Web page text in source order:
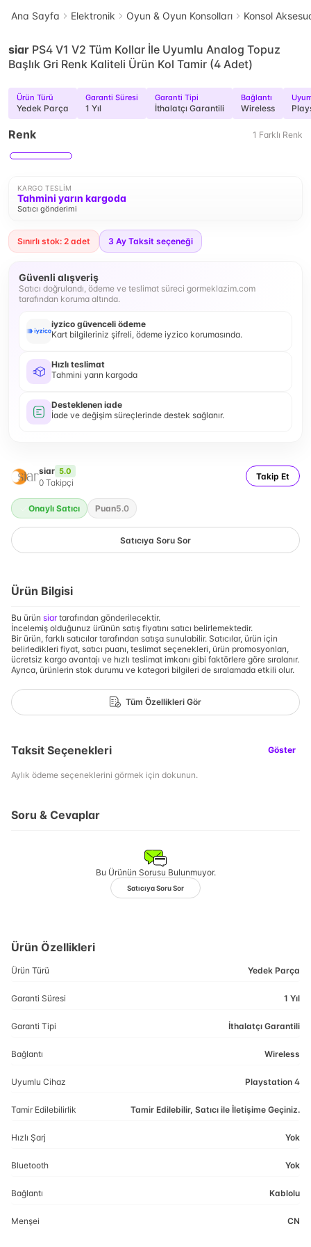
Ana Sayfa Elektronik Oyun & Oyun Konsolları Konsol
siar PS4 V1 V2 Tüm Kollar İle Uyumlu Analog Topuz
Başlık Gri Renk Kaliteli Ürün Kol Tamir (4 Adet)
Ürün Türü
Yedek Parça
Garanti Süresi
1 Yıl
Garanti Tipi
İthalatçı Garantili
Bağlantı
Wireless
Renk 1 Farklı Renk
KARGO TESLIM
Tahmini yarın kargoda
Satıcı gönderimi
Sınırlı stok: 2 adet 3 Ay Taksit seçeneği
Güvenli alışveriş
Satıcı doğrulandı, ödeme ve teslimat süreci gormeklazim.com
tarafından koruma altında.
iyzico güvenceli ödeme
Kart bilgileriniz şifreli, ödeme iyzico korumasında.
Hızlı teslimat
Tahmini yarın kargoda
Desteklenen iade
İade ve değişim süreçlerinde destek sağlanır.
siar 5.0
0 Takipçi
Takip Et
Onaylı Satıcı Puan5.0
Satıcıya Soru Sor
Ürün Bilgisi
Bu ürün siartarafından gönderilecektir.
İncelemiş olduğunuz ürünün satış fiyatını satıcı belirlemektedir.
Bir ürün, farklı satıcılar tarafından satışa sunulabilir. Satıcılar, ürün için
belirledikleri fiyat, satıcı puanı, teslimat seçenekleri, ürün promosyonları,
ücretsiz kargo avantajı ve hızlı teslimat imkanı gibi faktörlere göre sıralanır.
Ayrıca, ürünlerin stok durumu ve kategori bilgileri de sıralamada etkili olur.
Tüm Özellikleri Gör
Taksit Seçenekleri Göster
Aylık ödeme seçeneklerini görmek için dokunun.
Soru & Cevaplar
Bu Ürünün Sorusu Bulunmuyor.
Satıcıya Soru Sor
Ürün Özellikleri
Ürün Türü Yedek Parça
Garanti Süresi 1 Yıl
Garanti Tipi İthalatçı Garantili
Bağlantı Wireless
Uyumlu Cihaz Playstation 4
Tamir Edilebilirlik Tamir Edilebilir, Satıcı ile İletişime Geçiniz.
Hızlı Şarj Yok
Bluetooth Yok
Bağlantı Kablolu
Menşei CN